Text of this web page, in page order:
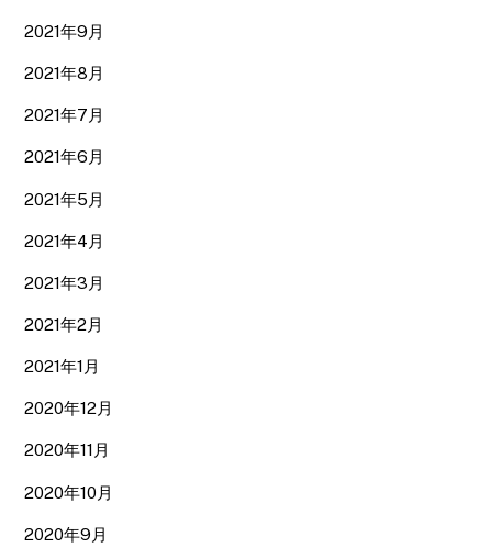
2021年9月
2021年8月
2021年7月
2021年6月
2021年5月
2021年4月
2021年3月
2021年2月
2021年1月
2020年12月
2020年11月
2020年10月
2020年9月